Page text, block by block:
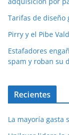
Tarifas de diseño
Pirry y el Pibe
Estafadores
spam y roban su
Recientes
La mayoría gasta